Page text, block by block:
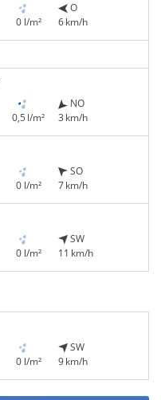
0 l/m²
O
6 km/h
0,5 l/m²
NO
3 km/h
0 l/m²
SO
7 km/h
0 l/m²
SW
11 km/h
0 l/m²
SW
9 km/h